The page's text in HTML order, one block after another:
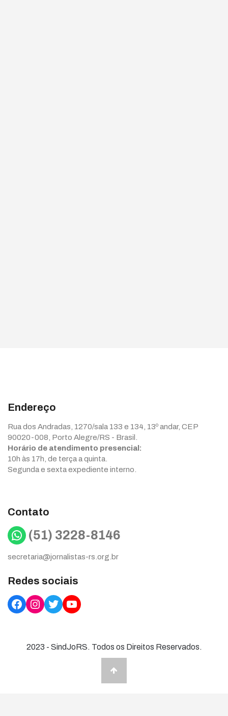
Endereço
Rua dos Andradas, 1270/sala 133 e 134, 13º andar, CEP
90020-008, Porto Alegre/RS - Brasil.
Horário de atendimento presencial:
10h às 17h, de terça a quinta.
Segunda e sexta expediente interno.
Contato
WhatsApp
(51) 3228-8146
secretaria@jornalistas-rs.org.br
Redes sociais
Facebook
Instagram
TwitterYouTube
2023 - SindJoRS. Todos os Direitos Reservados.